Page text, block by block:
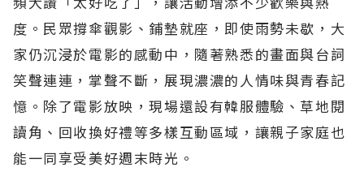
度。民眾撐傘觀影、鋪墊就座，即使雨勢未歇，大
家仍沉浸於電影的感動中，隨著熟悉的畫面與台詞
笑聲連連，掌聲不斷，展現濃濃的人情味與青春記
憶。除了電影放映，現場還設有韓服體驗、草地閱
讀角、回收換好禮等多樣互動區域，讓親子家庭也
能一同享受美好週末時光。